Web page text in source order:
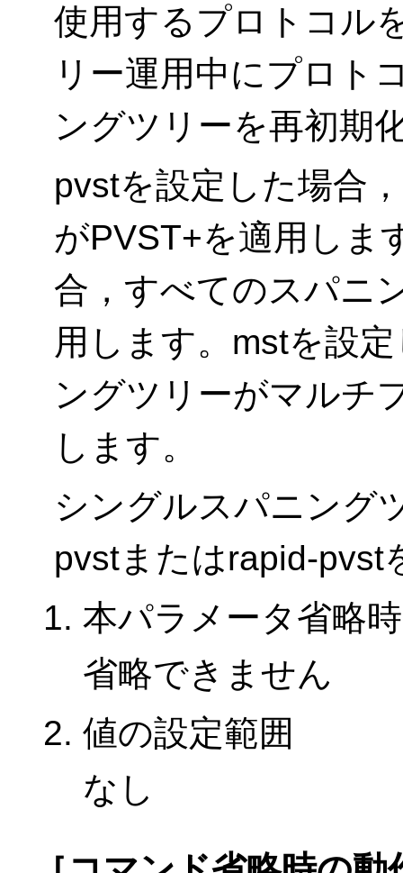
使用するプロトコル
リー運用中にプロト
ングツリーを再初期
pvstを設定した場合
がPVST+を適用しま
合，すべてのスパニ
用します。mstを設
ングツリーがマルチ
します。
シングルスパニング
pvstまたはrapid-pvst
本パラメータ省略
省略できません
値の設定範囲
なし